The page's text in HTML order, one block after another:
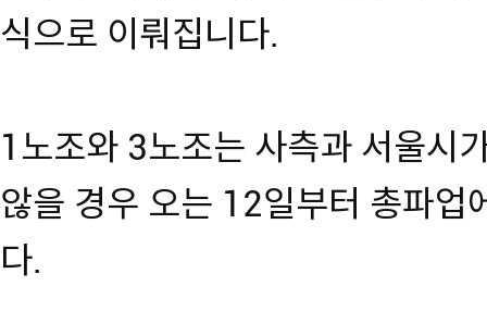
식으로 이뤄집니다.
1노조와 3노조는 사측과 서울시
않을 경우 오는 12일부터 총파업
다.